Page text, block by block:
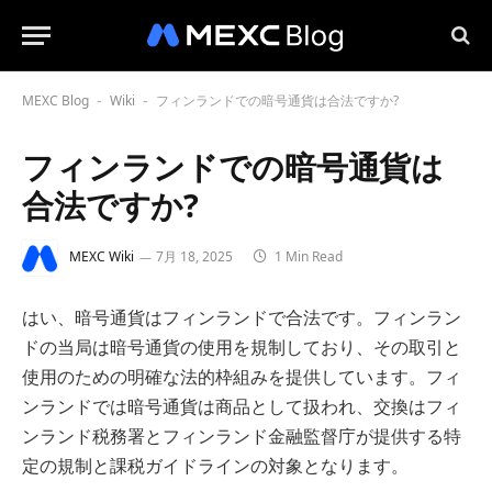
MEXC Blog - Wiki - フィンランドでの暗号通貨は合法ですか?
フィンランドでの暗号通貨は
合法ですか?
MEXC Wiki 7月 18, 2025 1 Min Read
はい、暗号通貨はフィンランドで合法です。フィンラン
ドの当局は暗号通貨の使用を規制しており、その取引と
使用のための明確な法的枠組みを提供しています。フィ
ンランドでは暗号通貨は商品として扱われ、交換はフィ
ンランド税務署とフィンランド金融監督庁が提供する特
定の規制と課税ガイドラインの対象となります。